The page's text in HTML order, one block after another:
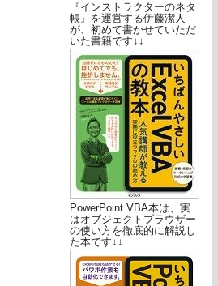
『インストラクターのネタ
帳』を運営する伊藤潔人
が、初めて書かせていただ
いた書籍です↓↓
PowerPoint VBA本は、実
はオブジェクトブラウザー
の使い方を徹底的に解説し
た本です↓↓